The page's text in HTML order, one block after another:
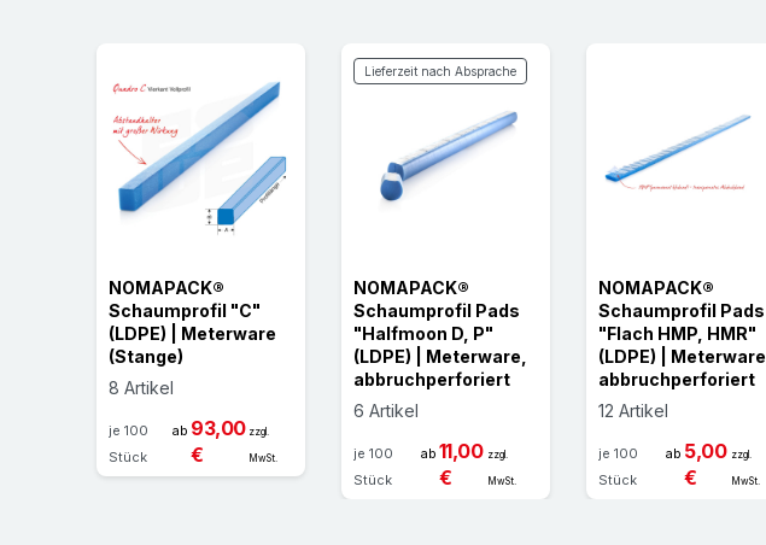
NOMAPACK®
Schaumprofil "C"
(LDPE) | Meterware
(Stange)
8 Artikel
je 100
Stück
ab 93,00
€
zzgl.
MwSt.
Lieferzeit nach Absprache
NOMAPACK®
Schaumprofil Pads
"Halfmoon D, P"
(LDPE) | Meterware,
abbruchperforiert
6 Artikel
je 100
Stück
ab 11,00
€
zzgl.
MwSt.
NOMAPACK®
Schaumprofil Pads
"Flach HMP, HMR"
(LDPE) | Meterware,
abbruchperforiert
12 Artikel
je 100
Stück
ab 5,00
€
zzgl.
MwSt.